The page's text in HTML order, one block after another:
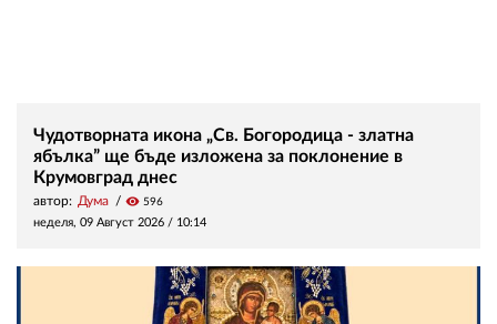
Чудотворната икона „Св. Богородица - златна
ябълка” ще бъде изложена за поклонение в
Крумовград днес
автор: Дума visibility 596
неделя, 09 Август 2026 / 10:14